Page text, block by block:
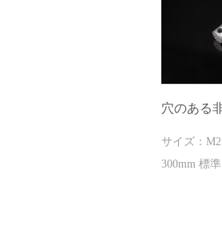
穴のある
サイズ：M2.5〜
300mm 標準：非標準、お客様の図